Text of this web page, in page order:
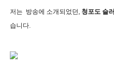
저는 방송에 소개되었던, 청포도 슬
습니다.